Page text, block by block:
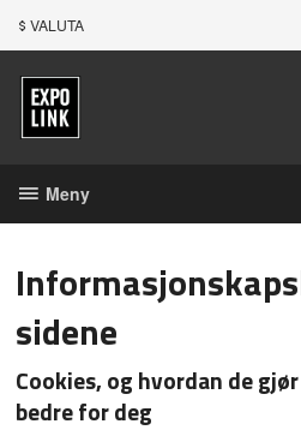
VALUTA
Meny
sidene
Cookies, og hvordan de
bedre for deg